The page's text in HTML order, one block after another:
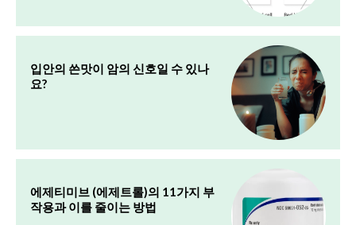
입안의 쓴맛이 암의 신호일 수 있나
요?
에제티미브 (에제트롤)의 11가지 부
작용과 이를 줄이는 방법